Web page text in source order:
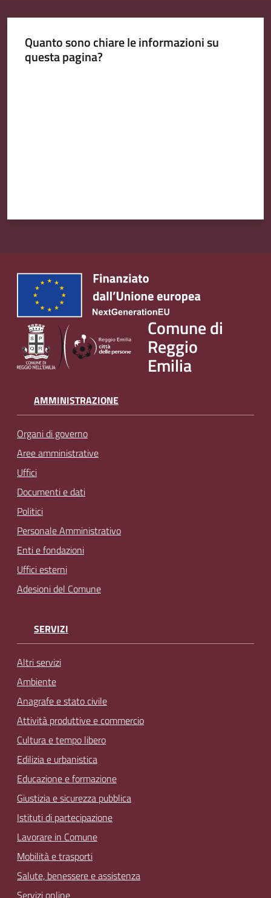
Quanto sono chiare le informazioni su
questa pagina?
Comune di
Reggio
Emilia
AMMINISTRAZIONE
Organi di governo
Aree amministrative
Uffici
Documenti e dati
Politici
Personale Amministrativo
Enti e fondazioni
Uffici esterni
Adesioni del Comune
SERVIZI
Altri servizi
Ambiente
Anagrafe e stato civile
Attività produttive e commercio
Cultura e tempo libero
Edilizia e urbanistica
Educazione e formazione
Giustizia e sicurezza pubblica
Istituti di partecipazione
Lavorare in Comune
Mobilità e trasporti
Salute, benessere e assistenza